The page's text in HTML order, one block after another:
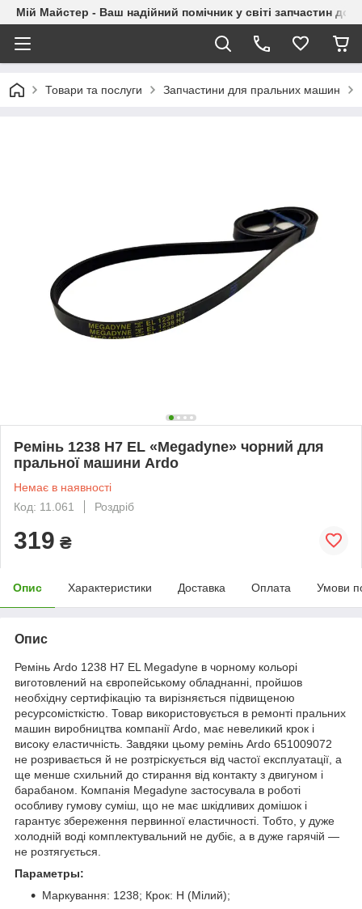
Мій Майстер - Ваш надійний помічник у світі запчастин до
Товари та послуги Запчастини для пральних машин
Ремінь 1238 H7 EL «Megadyne» чорний для
пральної машини Ardo
Немає в наявності
Код: 11.061
Роздріб
319 ₴
Опис Характеристики Доставка Оплата Умови
Опис
Ремінь Ardo 1238 H7 EL Megadyne в чорному кольорі
виготовлений на європейському обладнанні, пройшов
необхідну сертифікацію та вирізняється підвищеною
ресурсомісткістю. Товар використовується в ремонті пральних
машин виробництва компанії Ardo, має невеликий крок і
високу еластичність. Завдяки цьому ремінь Ardo 651009072
не розривається й не розтріскується від частої експлуатації, а
ще менше схильний до стирання від контакту з двигуном і
барабаном. Компанія Megadyne застосувала в роботі
особливу гумову суміш, що не має шкідливих домішок і
гарантує збереження первинної еластичності. Тобто, у дуже
холодній воді комплектувальний не дубіє, а в дуже гарячій —
не розтягується.
Параметры:
Маркування: 1238; Крок: H (Мілий);